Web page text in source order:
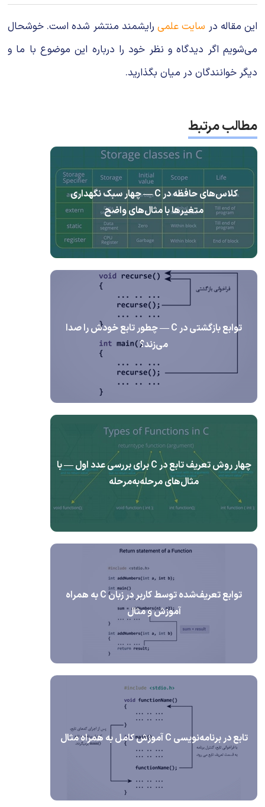
این مقاله در سایت علمیرایشمند منتشر شده است. خوشحال
می‌شویم اگر دیدگاه و نظر خود را درباره این موضوع با ما و
دیگر خوانندگان در میان بگذارید.
مطالب مرتبط
کلاس‌های حافظه در C — چهار سبک نگهداری
متغیرها با مثال‌های واضح
توابع بازگشتی در C — چطور تابع خودش را صدا
می‌زند؟
چهار روش تعریف تابع در C برای بررسی عدد اول — با
مثال‌های مرحله‌به‌مرحله
توابع تعریف‌شده توسط کاربر در زبان C به همراه
آموزش و مثال
تابع در برنامه‌نویسی C آموزش کامل به همراه مثال